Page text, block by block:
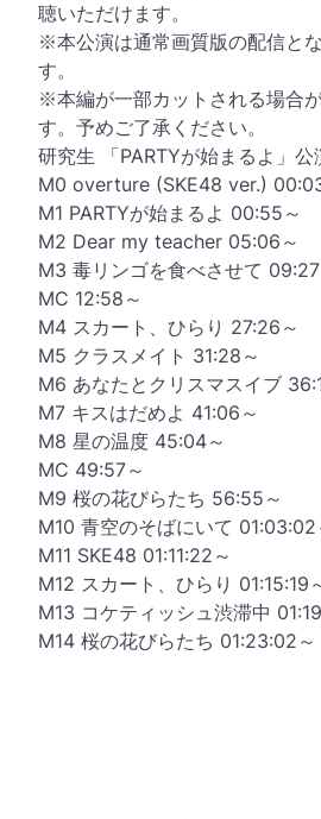
聴いただけます。
※本公演は通常画質版の配信と
す。
※本編が一部カットされる場合
す。予めご了承ください。
研究生 「PARTYが始まるよ」公
M0 overture (SKE48 ver.)
M1 PARTYが始まるよ 00:55～
M2 Dear my teacher 05:06～
M3 毒リンゴを食べさせて 09:27
MC 12:58～
M4 スカート、ひらり 27:26～
M5 クラスメイト 31:28～
M6 あなたとクリスマスイブ
M7 キスはだめよ 41:06～
M8 星の温度 45:04～
MC 49:57～
M9 桜の花びらたち 56:55～
M10 青空のそばにいて 01:03:02
M11 SKE48 01:11:22～
M12 スカート、ひらり 01:15:19
M13 コケティッシュ渋滞中
M14 桜の花びらたち 01:23:02～